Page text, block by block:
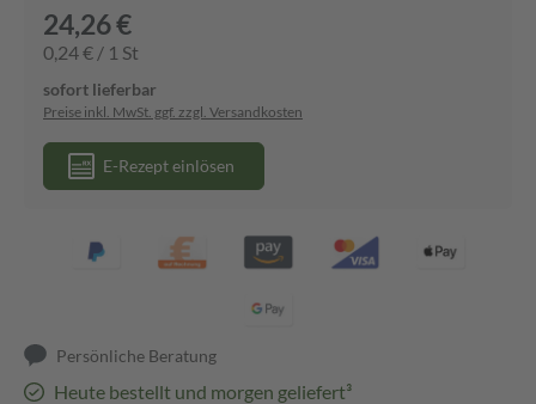
24,26 €
0,24 € / 1 St
sofort lieferbar
Preise inkl. MwSt. ggf. zzgl. Versandkosten
E-Rezept einlösen
Persönliche Beratung
Heute bestellt und morgen geliefert³